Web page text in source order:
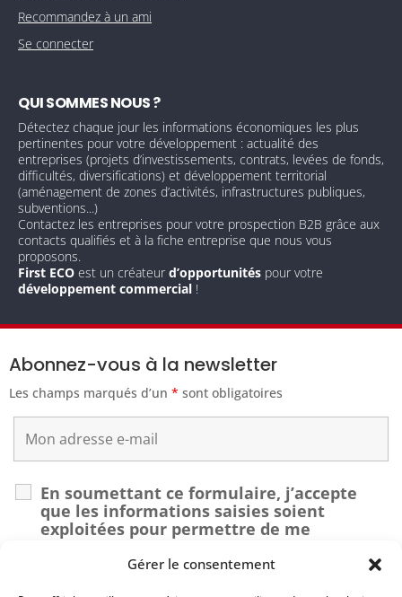
Gérer le consentement
Recommandez à un ami
Se connecter
QUI SOMMES NOUS ?
Détectez chaque jour les informations économiques les plus
pertinentes pour votre développement : actualité des
entreprises (projets d’investissements, contrats, levées de fonds,
difficultés, diversifications) et développement territorial
(aménagement de zones d’activités, infrastructures publiques,
subventions...)
Contactez les entreprises pour votre prospection B2B grâce aux
contacts qualifiés et à la fiche entreprise que nous vous
proposons.
First ECO est un créateurd’opportunités pour votre
développement commercial !
Abonnez-vous à la newsletter
Les champs marqués d’un * sont obligatoires
En soumettant ce formulaire, j’accepte
que les informations saisies soient
exploitées pour permettre de me